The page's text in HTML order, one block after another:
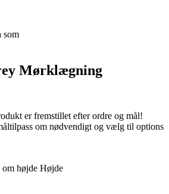
som
Mørklægning
er fremstillet efter ordre og mål!
om nødvendigt og vælg til options
højde Højde